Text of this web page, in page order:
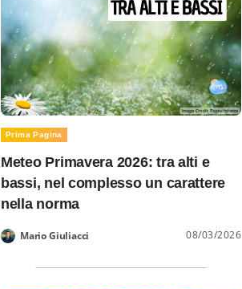
Prima Pagina
Meteo Primavera 2026: tra alti e
bassi, nel complesso un carattere
nella norma
Mario Giuliacci 08/03/2026